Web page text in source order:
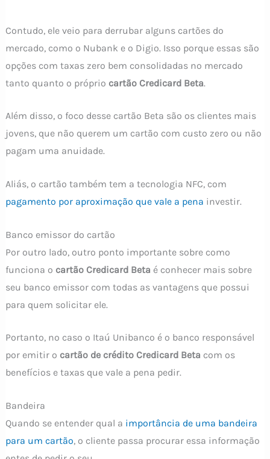
Contudo, ele veio para derrubar alguns cartões do
mercado, como o Nubank e o Digio. Isso porque essas são
opções com taxas zero bem consolidadas no mercado
tanto quanto o próprio cartão Credicard Beta.
Além disso, o foco desse cartão Beta são os clientes mais
jovens, que não querem um cartão com custo zero ou não
pagam uma anuidade.
Aliás, o cartão também tem a tecnologia NFC, com
pagamento por aproximação que vale a pena investir.
Banco emissor do cartão
Por outro lado, outro ponto importante sobre como
funciona o cartão Credicard Beta é conhecer mais sobre
seu banco emissor com todas as vantagens que possui
para quem solicitar ele.
Portanto, no caso o Itaú Unibanco é o banco responsável
por emitir o cartão de crédito Credicard Beta com os
benefícios e taxas que vale a pena pedir.
Bandeira
Quando se entender qual a importância de uma bandeira
para um cartão, o cliente passa procurar essa informação